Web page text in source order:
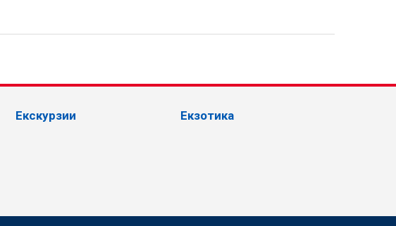
Екскурзии Екзотика